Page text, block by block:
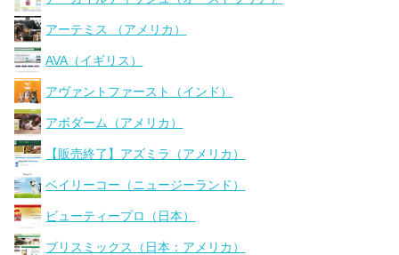
アーテミス （アメリカ）
AVA（イギリス）
アヴァントファースト（インド）
アボダーム（アメリカ）
【販売終了】アズミラ（アメリカ）
ベイリーコー（ニュージーランド）
ビューティープロ（日本）
ブリスミックス（日本：アメリカ）